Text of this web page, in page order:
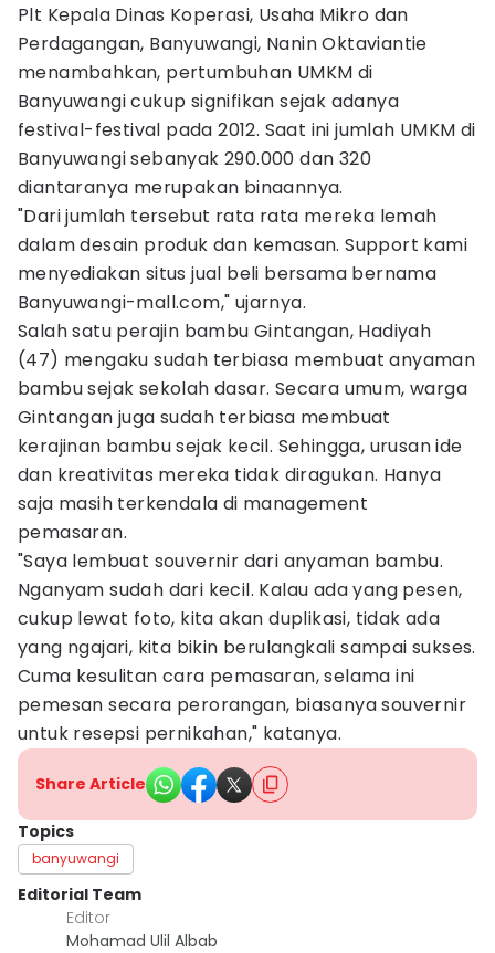
Plt Kepala Dinas Koperasi, Usaha Mikro dan
Perdagangan, Banyuwangi, Nanin Oktaviantie
menambahkan, pertumbuhan UMKM di
Banyuwangi cukup signifikan sejak adanya
festival-festival pada 2012. Saat ini jumlah UMKM di
Banyuwangi sebanyak 290.000 dan 320
diantaranya merupakan binaannya.
"Dari jumlah tersebut rata rata mereka lemah
dalam desain produk dan kemasan. Support kami
menyediakan situs jual beli bersama bernama
Banyuwangi-mall.com," ujarnya.
Salah satu perajin bambu Gintangan, Hadiyah
(47) mengaku sudah terbiasa membuat anyaman
bambu sejak sekolah dasar. Secara umum, warga
Gintangan juga sudah terbiasa membuat
kerajinan bambu sejak kecil. Sehingga, urusan ide
dan kreativitas mereka tidak diragukan. Hanya
saja masih terkendala di management
pemasaran.
"Saya lembuat souvernir dari anyaman bambu.
Nganyam sudah dari kecil. Kalau ada yang pesen,
cukup lewat foto, kita akan duplikasi, tidak ada
yang ngajari, kita bikin berulangkali sampai sukses.
Cuma kesulitan cara pemasaran, selama ini
pemesan secara perorangan, biasanya souvernir
untuk resepsi pernikahan," katanya.
Share Article
Topics
banyuwangi
Editorial Team
Editor
Mohamad Ulil Albab